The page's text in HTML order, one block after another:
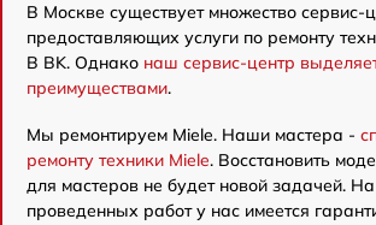
В Москве существует множество сервис-
предоставляющих услуги по ремонту
B BK. Однако наш сервис-центр
преимуществами.
Мы ремонтируем Miele. Наши мастера -
ремонту техники Miele. Восстановить
для мастеров не будет новой задачей.
проведенных работ у нас имеется